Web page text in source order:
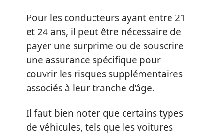
Pour les conducteurs ayant entre 21
et 24 ans, il peut être nécessaire de
payer une surprime ou de souscrire
une assurance spécifique pour
couvrir les risques supplémentaires
associés à leur tranche d’âge.
Il faut bien noter que certains types
de véhicules, tels que les voitures